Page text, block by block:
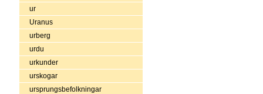
ur
Uranus
urberg
urdu
urkunder
urskogar
ursprungsbefolkningar